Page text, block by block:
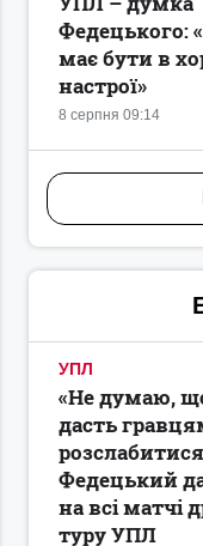
8 серпня 09:14
Федецького:
має бути в
настрої»
УПЛ
«Не думаю,
дасть
Федецький
на всі матчі
туру УПЛ